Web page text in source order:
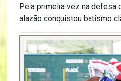
Pela primeira vez na defesa
alazão conquistou batismo